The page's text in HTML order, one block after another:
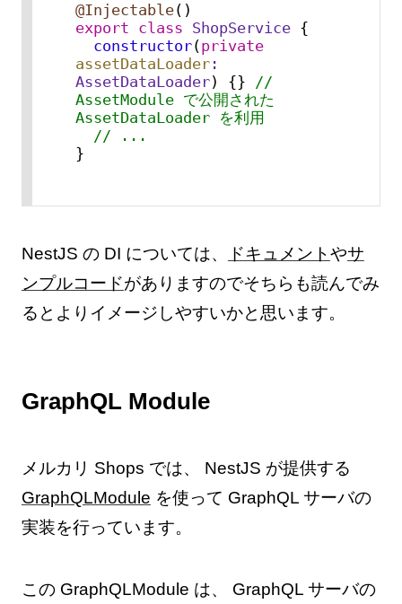
@Injectable
export class ShopService {
constructor(private
assetDataLoader
AssetDataLoader) {}
//
AssetModule で公開された
AssetDataLoader を利用
// ...
}
NestJS の DI については、 ドキュメントやサ
ンプルコードがありますのでそちらも読んでみ
るとよりイメージしやすいかと思います。
GraphQL Module
メルカリ Shops では、 NestJS が提供する
GraphQLModule を使って GraphQL サーバの
実装を行っています。
この GraphQLModule は、 GraphQL サーバの